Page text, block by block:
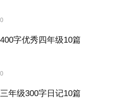
字优秀四年级10篇
年级300字日记10篇